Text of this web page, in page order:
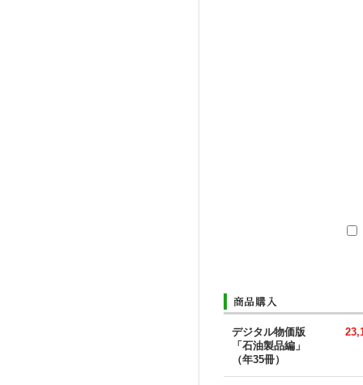
デジタル物価版
「石油製品編」
（年35冊）